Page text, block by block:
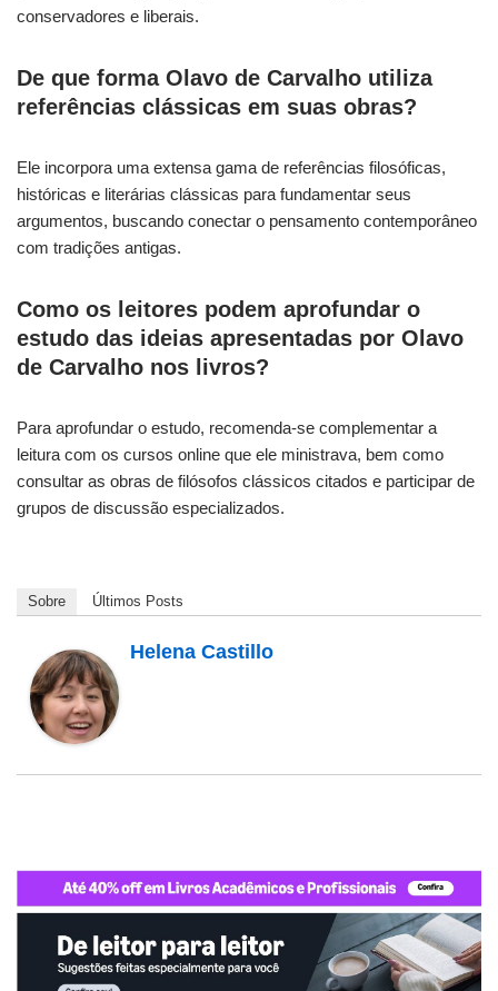
conservadores e liberais.
De que forma Olavo de Carvalho utiliza
referências clássicas em suas obras?
Ele incorpora uma extensa gama de referências filosóficas,
históricas e literárias clássicas para fundamentar seus
argumentos, buscando conectar o pensamento contemporâneo
com tradições antigas.
Como os leitores podem aprofundar o
estudo das ideias apresentadas por Olavo
de Carvalho nos livros?
Para aprofundar o estudo, recomenda-se complementar a
leitura com os cursos online que ele ministrava, bem como
consultar as obras de filósofos clássicos citados e participar de
grupos de discussão especializados.
Sobre Últimos Posts
Helena Castillo